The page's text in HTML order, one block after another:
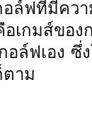
ล์ฟที่มีคว
อเกมส์ขอ
ล์ฟเอง
าม